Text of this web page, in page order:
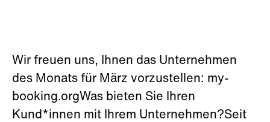
Wir freuen uns, Ihnen das Unternehmen
des Monats für März vorzustellen: my-
booking.orgWas bieten Sie Ihren
Kund*innen mit Ihrem Unternehmen?Seit